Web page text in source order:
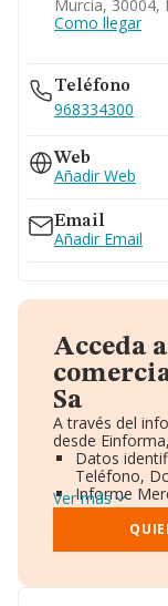
Murcia, 30004,
Como llegar
Teléfono
968334300
Web
Añadir Web
Email
Añadir Email
Acceda
Sa
A través del
desde
Datos
Teléfono,
Informe
Gráficos de
Consejo de
Directivos y
Ver más